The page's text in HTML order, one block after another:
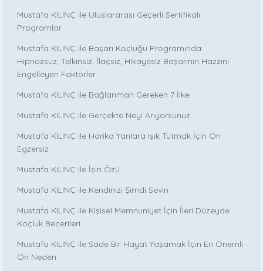
Mustafa KILINÇ ile Uluslararası Geçerli Sertifikalı
Programlar
Mustafa KILINÇ ile Başarı Koçluğu Programında:
Hipnozsuz, Telkinsiz, İlaçsız, Hikayesiz Başarının Hazzını
Engelleyen Faktörler
Mustafa KILINÇ ile Bağlanman Gereken 7 İlke
Mustafa KILINÇ ile Gerçekte Neyi Arıyorsunuz
Mustafa KILINÇ ile Harika Yanlara Işık Tutmak İçin On
Egzersiz
Mustafa KILINÇ ile İşin Özü
Mustafa KILINÇ ile Kendinizi Şimdi Sevin
Mustafa KILINÇ ile Kişisel Memnuniyet İçin İleri Düzeyde
Koçluk Becerileri
Mustafa KILINÇ ile Sade Bir Hayat Yaşamak İçin En Önemli
On Neden